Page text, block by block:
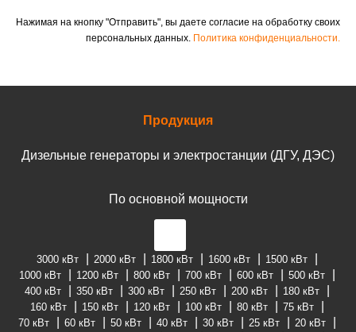
Нажимая на кнопку "Отправить", вы даете согласие на обработку своих
персональных данных. Политика конфиденциальности.
Продукция
Дизельные генераторы и электростанции (ДГУ, ДЭС)
По основной мощности
3000 кВт 2000 кВт 1800 кВт 1600 кВт
1500 кВт
1000 кВт
1200 кВт 800 кВт 700 кВт 600 кВт
500 кВт
400 кВт
350 кВт 300 кВт 250 кВт 200 кВт
180 кВт
160 кВт
150 кВт 120 кВт 100 кВт 80 кВт
75 кВт
70 кВт
60 кВт 50 кВт 40 кВт 30 кВт 25 кВт
20 кВт